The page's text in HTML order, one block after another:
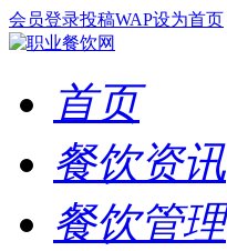
会员登录投稿WAP设为首页
首页
餐饮资讯
餐饮管理